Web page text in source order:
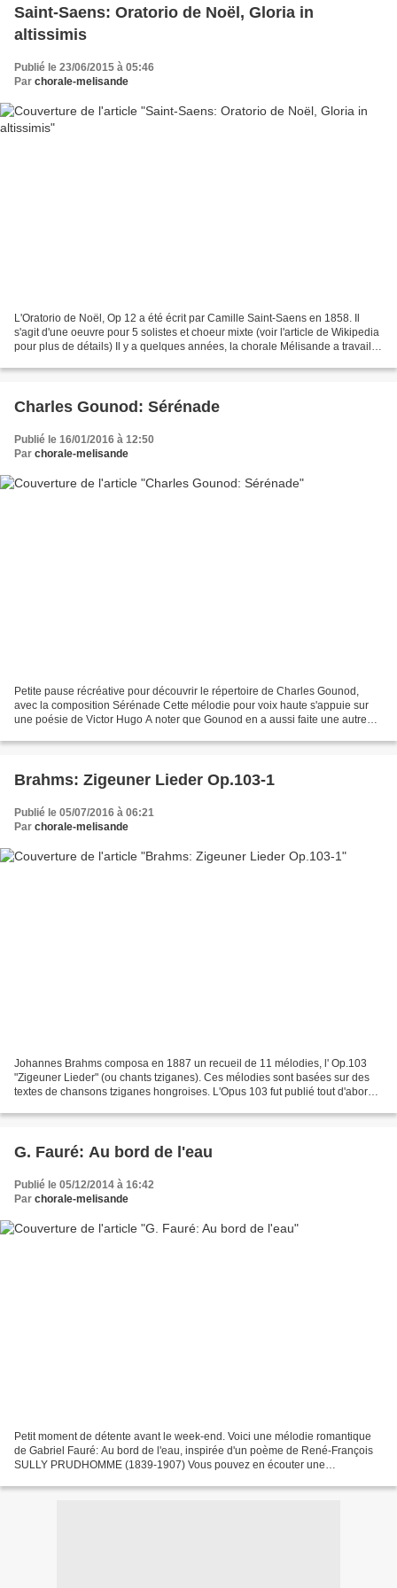
Saint-Saens: Oratorio de Noël, Gloria in
altissimis
Publié le 23/06/2015 à 05:46
Par chorale-melisande
L'Oratorio de Noël, Op 12 a été écrit par Camille Saint-Saens en 1858. Il
s'agit d'une oeuvre pour 5 solistes et choeur mixte (voir l'article de Wikipedia
pour plus de détails) Il y a quelques années, la chorale Mélisande a travaillé
Charles Gounod: Sérénade
Publié le 16/01/2016 à 12:50
Par chorale-melisande
Petite pause récréative pour découvrir le répertoire de Charles Gounod,
avec la composition Sérénade Cette mélodie pour voix haute s'appuie sur
une poésie de Victor Hugo A noter que Gounod en a aussi faite une autre
Brahms: Zigeuner Lieder Op.103-1
Publié le 05/07/2016 à 06:21
Par chorale-melisande
Johannes Brahms composa en 1887 un recueil de 11 mélodies, l' Op.103
"Zigeuner Lieder" (ou chants tziganes). Ces mélodies sont basées sur des
textes de chansons tziganes hongroises. L'Opus 103 fut publié tout d'abord
G. Fauré: Au bord de l'eau
Publié le 05/12/2014 à 16:42
Par chorale-melisande
Petit moment de détente avant le week-end. Voici une mélodie romantique
de Gabriel Fauré: Au bord de l'eau, inspirée d'un poème de René-François
SULLY PRUDHOMME (1839-1907) Vous pouvez en écouter une